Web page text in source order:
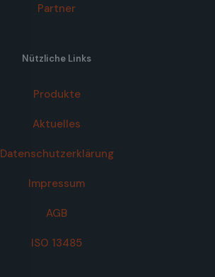
Partner
Nützliche Links
Produkte
Aktuelles
Datenschutzerklärung
Impressum
AGB
ISO 13485